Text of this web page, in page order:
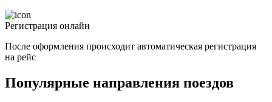
Регистрация онлайн
После оформления происходит автоматическая регистрация
на рейс
Популярные направления поездов